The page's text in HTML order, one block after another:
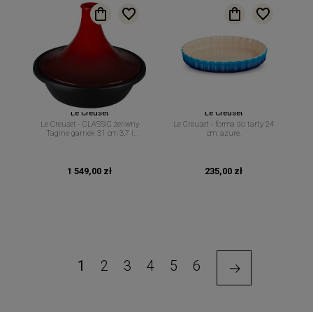
Le Creuset
Le Creuset - CLASSIC żeliwny
Tagine garnek 31 cm 3,7 l
1 549,00 zł
Le Creuset
Le Creuset - forma do tarty 24
cm. azure.
235,00 zł
1 2 3 4 5 6